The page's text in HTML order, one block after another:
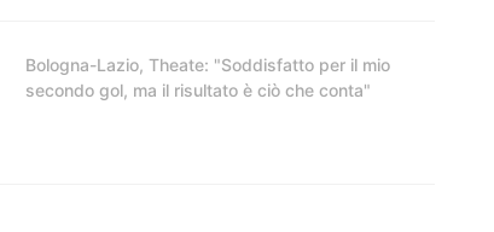
Bologna-Lazio, Theate: "Soddisfatto per il mio
secondo gol, ma il risultato è ciò che conta"